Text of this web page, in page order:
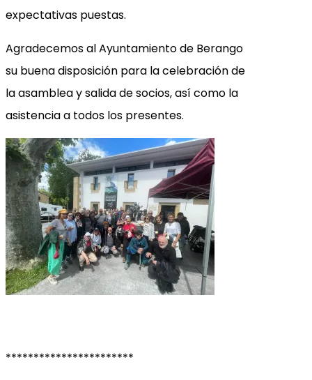
expectativas puestas.
Agradecemos al Ayuntamiento de Berango
su buena disposición para la celebración de
la asamblea y salida de socios, así como la
asistencia a todos los presentes.
***********************